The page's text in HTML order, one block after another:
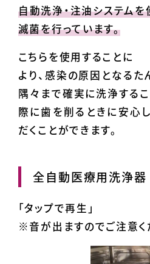
自動洗浄・注油システム
滅菌を行っています。
こちらを使用することに
より、感染の原因となる
隅々まで確実に洗浄する
際に歯を削るときに安心
だくことができます。
全自動医療用洗浄器
「タップで再生」
※音が出ますのでご注意く